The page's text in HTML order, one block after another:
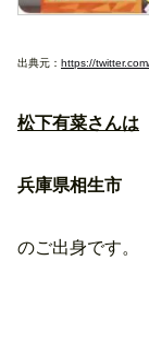
出典元： https://
松下有菜さんは
兵庫県相生市
のご出身です。